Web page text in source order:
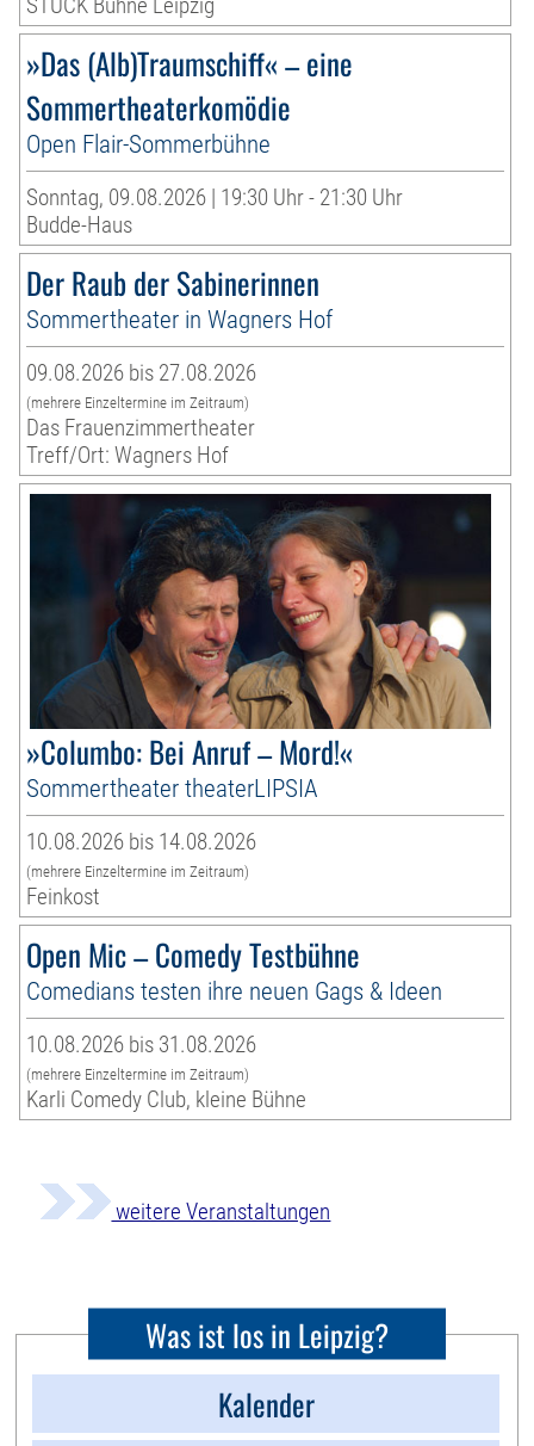
STUCK Bühne Leipzig
»Das (Alb)Traumschiff« – eine
Sommertheaterkomödie
Open Flair-Sommerbühne
Sonntag, 09.08.2026 | 19:30 Uhr - 21:30 Uhr
Budde-Haus
Der Raub der Sabinerinnen
Sommertheater in Wagners Hof
09.08.2026 bis 27.08.2026
(mehrere Einzeltermine im Zeitraum)
Das Frauenzimmertheater
Treff/Ort: Wagners Hof
»Columbo: Bei Anruf – Mord!«
Sommertheater theaterLIPSIA
10.08.2026 bis 14.08.2026
(mehrere Einzeltermine im Zeitraum)
Feinkost
Open Mic – Comedy Testbühne
Comedians testen ihre neuen Gags & Ideen
10.08.2026 bis 31.08.2026
(mehrere Einzeltermine im Zeitraum)
Karli Comedy Club, kleine Bühne
weitere Veranstaltungen
Was ist los in Leipzig?
Kalender